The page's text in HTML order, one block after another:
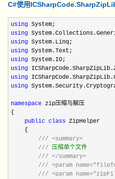
C#使用
using
using
using
using
using
using
using
using
namespace zip压缩与解压
{
public class ZipHelper
    {
/// <summary>
/// 压缩单个文件
/// </summary>
/// <param
/// <param